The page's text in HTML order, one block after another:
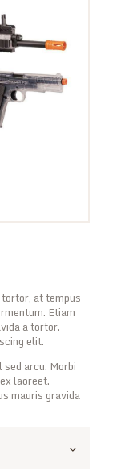
at tempus
Etiam
a tortor.
elit.
arcu. Morbi
laoreet.
mauris gravida